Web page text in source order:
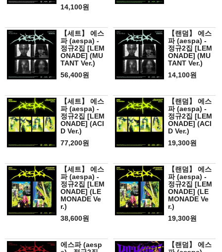
14,100원
【세트】 에스
파 (aespa) -
정규2집 [LEM
ONADE] (MU
TANT Ver.)
56,400원
【랜덤】 에스
파 (aespa) -
정규2집 [LEM
ONADE] (MU
TANT Ver.)
14,100원
【세트】 에스
파 (aespa) -
정규2집 [LEM
ONADE] (ACI
D Ver.)
77,200원
【랜덤】 에스
파 (aespa) -
정규2집 [LEM
ONADE] (ACI
D Ver.)
19,300원
【세트】 에스
파 (aespa) -
정규2집 [LEM
ONADE] (LE
MONADE Ve
r.)
38,600원
【랜덤】 에스
파 (aespa) -
정규2집 [LEM
ONADE] (LE
MONADE Ve
r.)
19,300원
에스파 (aesp
【랜덤】 에스